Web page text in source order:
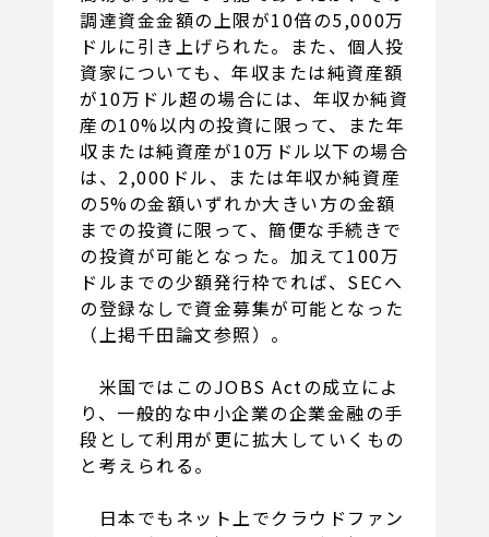
調達資金金額の上限が10倍の5,000万
ドルに引き上げられた。また、個人投
資家についても、年収または純資産額
が10万ドル超の場合には、年収か純資
産の10%以内の投資に限って、また年
収または純資産が10万ドル以下の場合
は、2,000ドル、または年収か純資産
の5%の金額いずれか大きい方の金額
までの投資に限って、簡便な手続きで
の投資が可能となった。加えて100万
ドルまでの少額発行枠でれば、SECへ
の登録なしで資金募集が可能となった
（上掲千田論文参照）。
米国ではこのJOBS Actの成立によ
り、一般的な中小企業の企業金融の手
段として利用が更に拡大していくもの
と考えられる。
日本でもネット上でクラウドファン